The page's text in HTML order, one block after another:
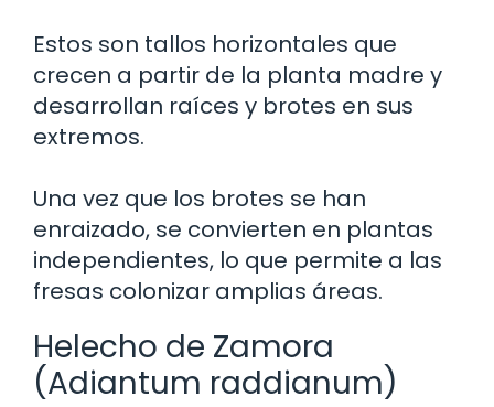
Estos son tallos horizontales que
crecen a partir de la planta madre y
desarrollan raíces y brotes en sus
extremos.
Una vez que los brotes se han
enraizado, se convierten en plantas
independientes, lo que permite a las
fresas colonizar amplias áreas.
Helecho de Zamora
(Adiantum raddianum)